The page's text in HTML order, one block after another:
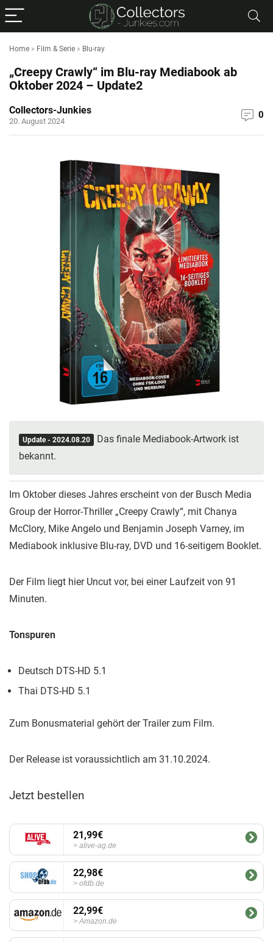
Home » Film & Serie » Blu-ray
„Creepy Crawly“ im Blu-ray Mediabook ab
Oktober 2024 – Update2
Collectors-Junkies
20. August 2024
0
Update - 2024.08.20
Das finale Mediabook-Artwork ist
bekannt.
Im Oktober dieses Jahres erscheint von der Busch Media
Group der Horror-Thriller „Creepy Crawly“, mit Chanya
McClory, Mike Angelo und Benjamin Joseph Varney, im
Mediabook inklusive Blu-ray, DVD und 16-seitigem Booklet.
Der Film liegt hier Uncut vor, bei einer Laufzeit von 91
Minuten.
Tonspuren
Deutsch DTS-HD 5.1
Thai DTS-HD 5.1
Zum Bonusmaterial gehört der Trailer zum Film.
Der Release ist voraussichtlich am 31.10.2024.
Jetzt bestellen
21,99€
alive-ag.de
22,98€
ofdb.de
22,99€
Amazon.de